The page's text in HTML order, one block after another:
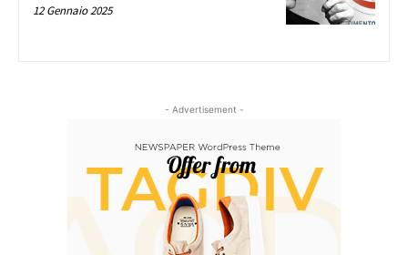
12 Gennaio 2025
- Advertisement -